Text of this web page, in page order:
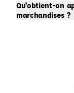
Qu'obtient-on
marchandises ?